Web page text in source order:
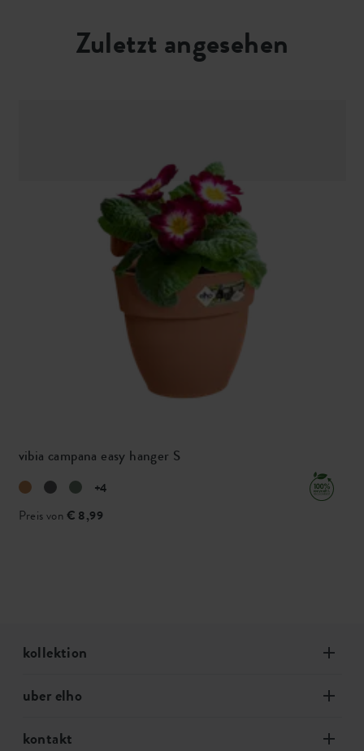
Zuletzt angesehen
vibia campana easy hanger S
+4
Preis von € 8,99
kollektion
uber elho
kontakt